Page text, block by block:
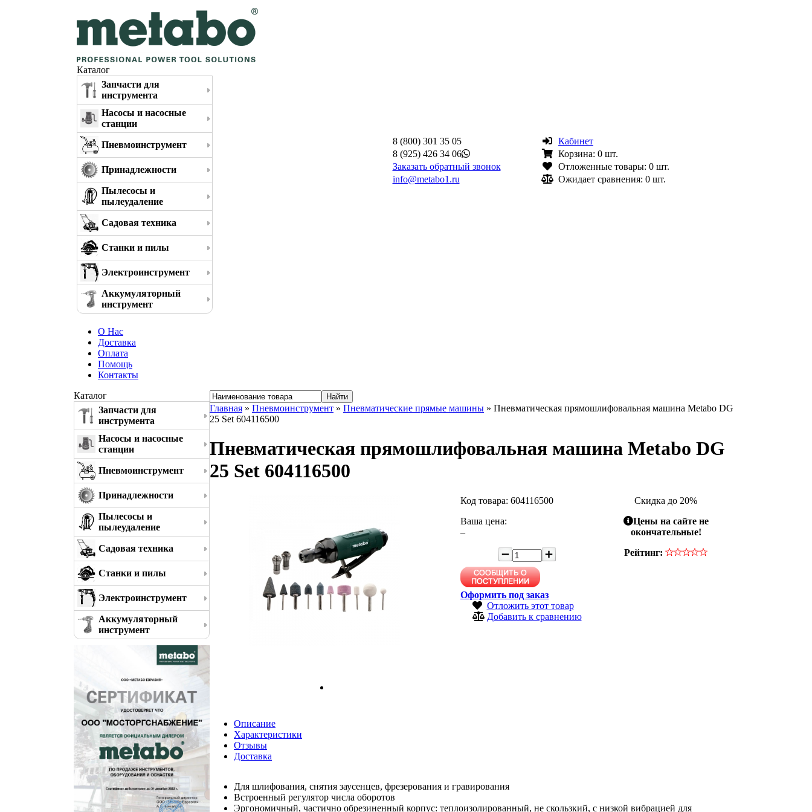
Каталог
Запчасти для
инструмента
Насосы и насосные
станции
Пневмоинструмент
Принадлежности
Пылесосы и
пылеудаление
Садовая техника
Станки и пилы
Электроинструмент
Аккумуляторный
инструмент
8 (800) 301 35 05
8 (925) 426 34 06
Заказать обратный звонок
info@metabo1.ru
Кабинет
Корзина: 0 шт.
Отложенные товары: 0 шт.
Ожидает сравнения: 0 шт.
О Нас
Доставка
Оплата
Помощь
Контакты
Каталог
Запчасти для
инструмента
Насосы и насосные
станции
Пневмоинструмент
Принадлежности
Пылесосы и
пылеудаление
Садовая техника
Станки и пилы
Электроинструмент
Аккумуляторный
инструмент
Главная » Пневмоинструмент » Пневматические прямые машины » Пневматическая прямошлифовальная машина Metabo DG
25 Set 604116500
Пневматическая прямошлифовальная машина Metabo DG
25 Set 604116500
Код товара: 604116500
Ваша цена:
–
Оформить под заказ
Отложить этот товар
Добавить к сравнению
Скидка до 20%
Цены на сайте не
окончательные!
Рейтинг:
Описание
Характеристики
Отзывы
Доставка
Для шлифования, снятия заусенцев, фрезерования и гравирования
Встроенный регулятор числа оборотов
Эргономичный, частично обрезиненный корпус: теплоизолированный, не скользкий, с низкой вибрацией для